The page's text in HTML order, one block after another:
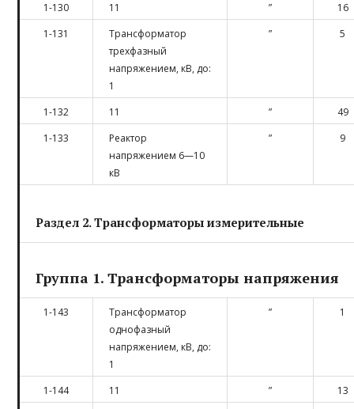
1-130 11 ”
16
1-131
Трансформатор
трехфазный
напряжением, кВ, до:
1
” 5
1-132 11 ”
49
1-133
Реактор
напряжением 6—10
кВ
” 9
Раздел 2. Трансформаторы измерительные
Группа 1. Трансформаторы напряжения
1-143
Трансформатор
однофазный
напряжением, кВ, до:
1
” 1
1-144 11 ”
13